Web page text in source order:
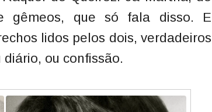
gêmeos, que só fala disso. E
lidos pelos dois, verdadeiros
ou confissão.